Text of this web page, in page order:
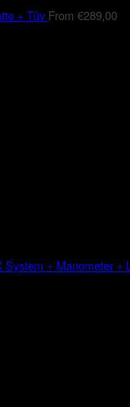
+ Tüv From €289,00
System + Manometer +